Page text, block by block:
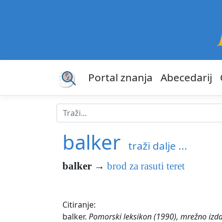
Portal znanja Abecedarij
balker traži dalje ...
balker → brod za rasuti teret
Citiranje:
balker. Pomorski leksikon (1990), mrežno